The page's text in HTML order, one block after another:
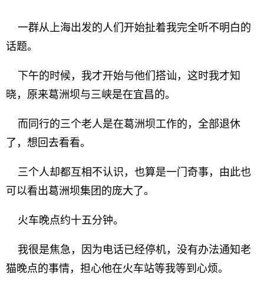
一群从上海出发的人们开始扯着我完全听不明白的
话题。
下午的时候，我才开始与他们搭讪，这时我才知
晓，原来葛洲坝与三峡是在宜昌的。
而同行的三个老人是在葛洲坝工作的，全部退休
了，想回去看看。
三个人却都互相不认识，也算是一门奇事，由此也
可以看出葛洲坝集团的庞大了。
火车晚点约十五分钟。
我很是焦急，因为电话已经停机，没有办法通知老
猫晚点的事情，担心他在火车站等我等到心烦。